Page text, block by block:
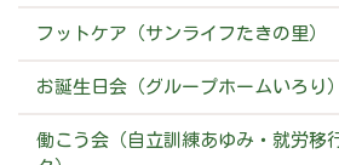
フットケア（サンライフたきの里）
お誕生日会（グループホームいろり）
働こう会（自立訓練あゆみ・就労移